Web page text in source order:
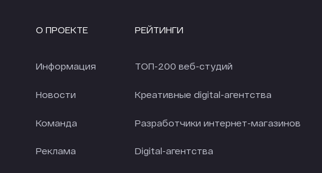
О ПРОЕКТЕ
Информация
Новости
Команда
Реклама
РЕЙТИНГИ
ТОП-200 веб-студий
Креативные digital-агентства
Разработчики интернет-магазинов
Digital-агентства